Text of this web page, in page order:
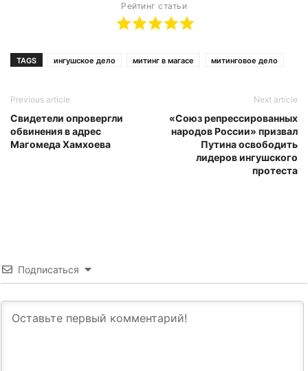
Рейтинг статьи
TAGS ингушское дело митинг в магасе митинговое дело
Previous article
Свидетели опровергли
обвинения в адрес
Магомеда Хамхоева
Next article
«Союз репрессированных
народов России» призвал
Путина освободить
лидеров ингушского
протеста
Подписаться